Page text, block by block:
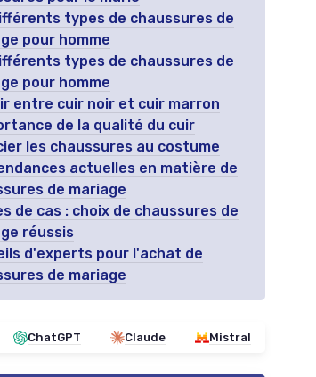
types de chaussures de
pour homme
types de chaussures de
pour homme
entre cuir noir et cuir marron
de la qualité du cuir
les chaussures au costume
actuelles en matière de
de mariage
de cas : choix de chaussures de
réussis
d'experts pour l'achat de
de mariage
ChatGPT Claude Mistral